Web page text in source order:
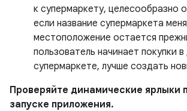
к супермаркету, целесообразно
если название супермаркета
местоположение остается
пользователь начинает покупки в
супермаркете, лучше создать
Проверяйте динамические ярлыки
запуске приложения.